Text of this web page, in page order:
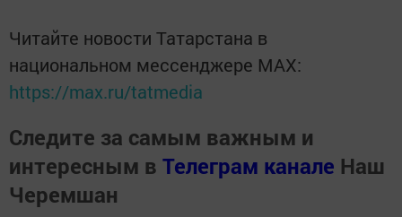
Читайте новости Татарстана в
национальном мессенджере MАХ:
https://max.ru/tatmedia
Следите за самым важным и
интересным в Телеграм канале Наш
Черемшан